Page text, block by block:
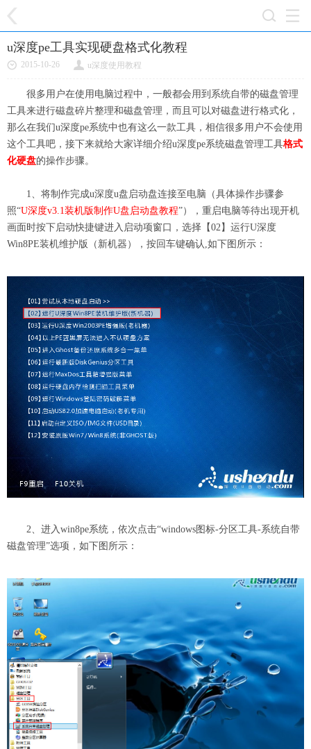
u深度pe工具实现硬盘格式化教程
2015-10-26 u深度使用教程
很多用户在使用电脑过程中，一般都会用到系统自带的磁盘管理
工具来进行磁盘碎片整理和磁盘管理，而且可以对磁盘进行格式化，
那么在我们u深度pe系统中也有这么一款工具，相信很多用户不会使用
这个工具吧，接下来就给大家详细介绍u深度pe系统磁盘管理工具格式
化硬盘的操作步骤。
1、将制作完成u深度u盘启动盘连接至电脑（具体操作步骤参
照“U深度v3.1装机版制作U盘启动盘教程”），重启电脑等待出现开机
画面时按下启动快捷键进入启动项窗口，选择【02】运行U深度
Win8PE装机维护版（新机器），按回车键确认,如下图所示：
2、进入win8pe系统，依次点击“windows图标-分区工具-系统自带
磁盘管理”选项，如下图所示：